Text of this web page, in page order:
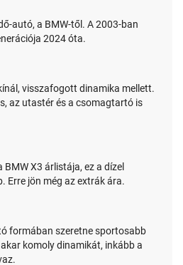
autó, a BMW-től. A 2003-ban
2024 óta.
visszafogott dinamika mellett.
az utastér és a csomagtartó is
X3 árlistája, ez a dízel
Erre jön még az extrák ára.
formában szeretne sportosabb
komoly dinamikát, inkább a